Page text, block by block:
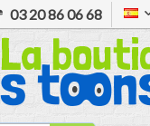
03 20 86 06 68